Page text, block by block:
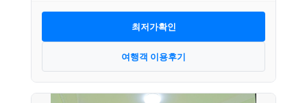
최저가확인
여행객 이용후기